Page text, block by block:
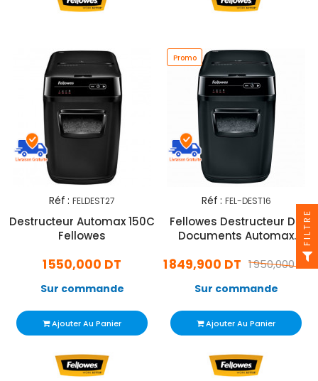
Réf : FELDEST27
Destructeur Automax 150C
Fellowes
1 550,000 DT
Sur commande
Ajouter Au Panier
Promo
Réf : FEL-DEST16
Fellowes Destructeur De
Documents Automax
1 950,000 DT
1 849,900 DT
Sur commande
Ajouter Au Panier
FILTRE